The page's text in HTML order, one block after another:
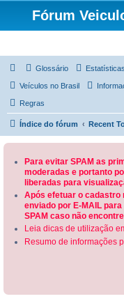
Fórum
Glossário
Veículos no Brasil
Regras
Índice do fórum Recent
Para evitar SPAM as
moderadas e portanto
liberadas para
Após efetuar o cadastro
enviado por E-MAIL
SPAM caso não
Leia dicas de utilização
Resumo de informações